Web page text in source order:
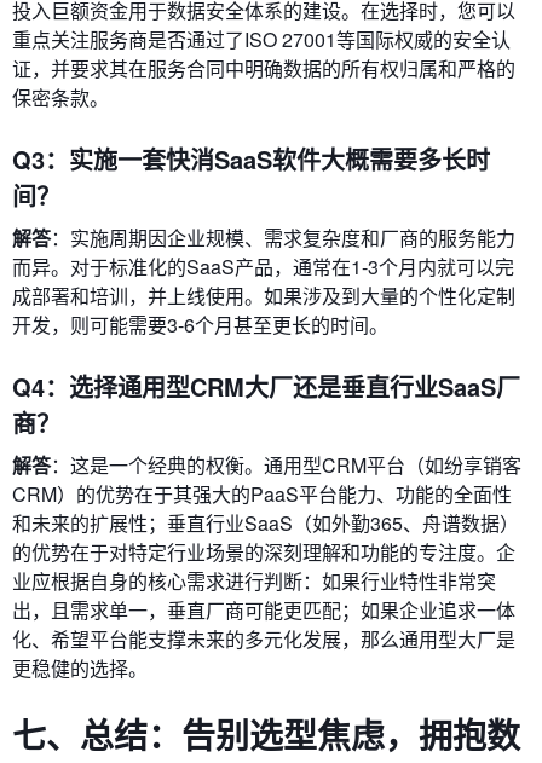
投入巨额资金用于数据安全体系的建设。在选择时，您可以
重点关注服务商是否通过了ISO 27001等国际权威的安全认
证，并要求其在服务合同中明确数据的所有权归属和严格的
保密条款。
Q3：实施一套快消SaaS软件大概需要多长时
间？
解答：实施周期因企业规模、需求复杂度和厂商的服务能力
而异。对于标准化的SaaS产品，通常在1-3个月内就可以完
成部署和培训，并上线使用。如果涉及到大量的个性化定制
开发，则可能需要3-6个月甚至更长的时间。
Q4：选择通用型CRM大厂还是垂直行业SaaS厂
商？
解答：这是一个经典的权衡。通用型CRM平台（如纷享销客
CRM）的优势在于其强大的PaaS平台能力、功能的全面性
和未来的扩展性；垂直行业SaaS（如外勤365、舟谱数据）
的优势在于对特定行业场景的深刻理解和功能的专注度。企
业应根据自身的核心需求进行判断：如果行业特性非常突
出，且需求单一，垂直厂商可能更匹配；如果企业追求一体
化、希望平台能支撑未来的多元化发展，那么通用型大厂是
更稳健的选择。
七、总结：告别选型焦虑，拥抱数